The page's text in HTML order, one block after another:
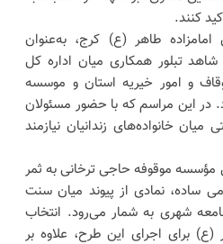
کنند.
طاهر (ع) کرج، به‌عنوان
شاهد تبلور همکاری میان اداره کل
و امور خیریه استان و موسسه
در این مراسم که با حضور مسئولان
معیشتی میان خانواده‌های زندانیان نیازمند
مؤسسه موقوفه حاجی ترخانی به ثمر
ساده، نمادی از پیوند میان سنت
شهری به شمار می‌رود. انتخاب
برای اجرای این طرح، علاوه بر